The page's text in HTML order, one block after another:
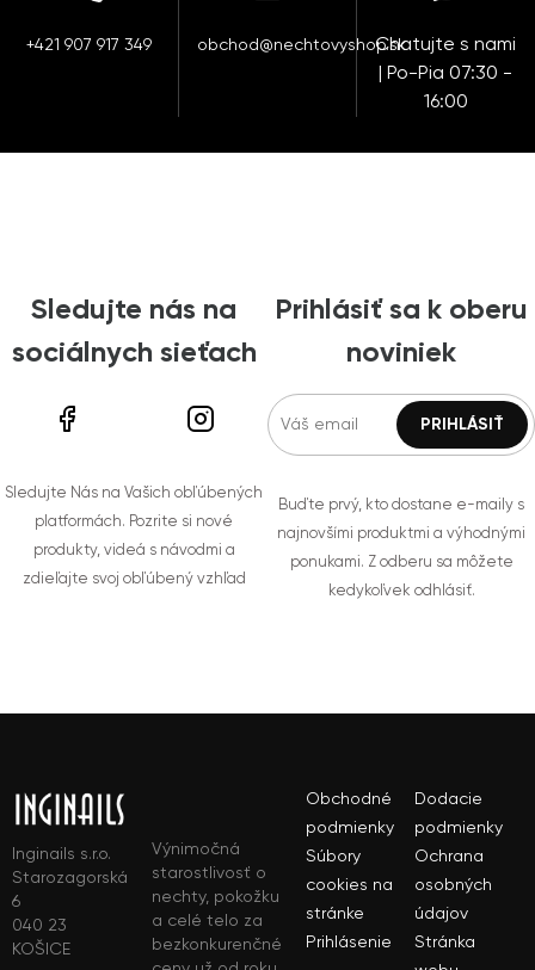
+421 907 917 349 obchod@nechtovyshop.skChatujte s nami
| Po-Pia 07:30 -
16:00
Sledujte nás na
sociálnych sieťach
Sledujte Nás na Vašich obľúbených
platformách. Pozrite si nové
produkty, videá s návodmi a
zdieľajte svoj obľúbený vzhľad
Prihlásiť sa k oberu
noviniek
Buďte prvý, kto dostane e-maily s
najnovšími produktmi a výhodnými
ponukami. Z odberu sa môžete
kedykoľvek odhlásiť.
Inginails s.r.o.
Starozagorská
6
040 23
KOŠICE
Výnimočná
starostlivosť o
nechty, pokožku
a celé telo za
bezkonkurenčné
Obchodné
podmienky
Dodacie
podmienky
Súbory
cookies na
stránke
Ochrana
osobných
údajov
Prihlásenie
Stránka